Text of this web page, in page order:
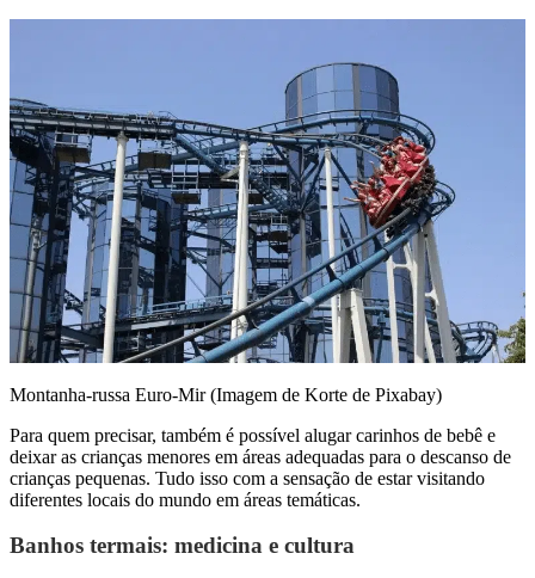
Montanha-russa Euro-Mir (Imagem de Korte de Pixabay)
Para quem precisar, também é possível alugar carinhos de bebê e
deixar as crianças menores em áreas adequadas para o descanso de
crianças pequenas. Tudo isso com a sensação de estar visitando
diferentes locais do mundo em áreas temáticas.
Banhos termais: medicina e cultura